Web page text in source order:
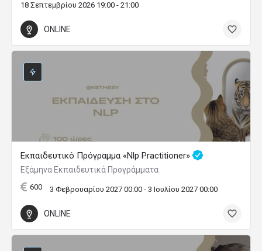
18 Σεπτεμβρίου 2026 19:00 - 21:00
ONLINE
Εκπαιδευτικό Πρόγραμμα «Nlp Practitioner»
Εξάμηνα Εκπαιδευτικά Προγράμματα
600 3 Φεβρουαρίου 2027 00:00 - 3 Ιουλίου 2027 00:00
ONLINE